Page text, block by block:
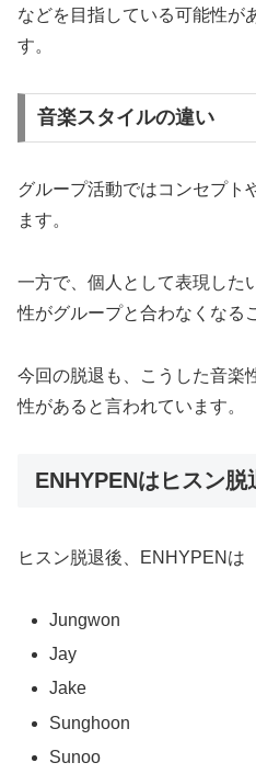
などを目指している可能性が
す。
音楽スタイルの違い
グループ活動ではコンセプト
ます。
一方で、個人として表現した
性がグループと合わなくなる
今回の脱退も、こうした音楽
性があると言われています。
ENHYPENはヒスン
ヒスン脱退後、ENHYPENは
Jungwon
Jay
Jake
Sunghoon
Sunoo